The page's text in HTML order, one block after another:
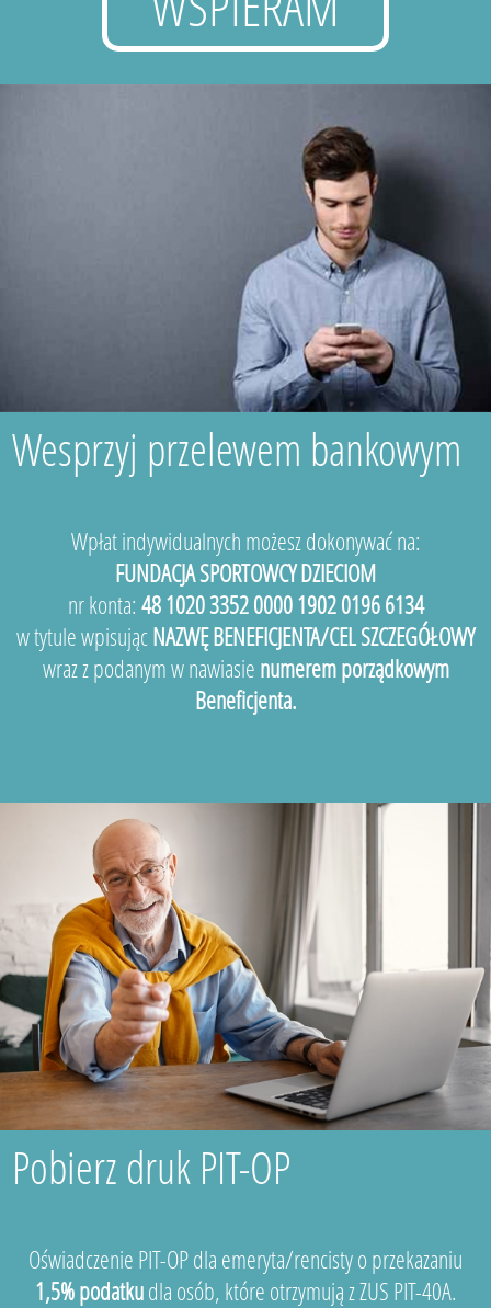
Wesprzyj przelewem bankowym
Wpłat indywidualnych możesz dokonywać na:
FUNDACJA SPORTOWCY DZIECIOM
nr konta: 48 1020 3352 0000 1902 0196 6134
w tytule wpisującNAZWĘ BENEFICJENTA/CEL SZCZEGÓŁOWY
wraz z podanym w nawiasie numerem porządkowym
Beneficjenta.
Pobierz druk PIT-OP
Oświadczenie PIT-OP dla emeryta/rencisty o przekazaniu
1,5% podatkudla osób, które otrzymują z ZUS PIT-40A.